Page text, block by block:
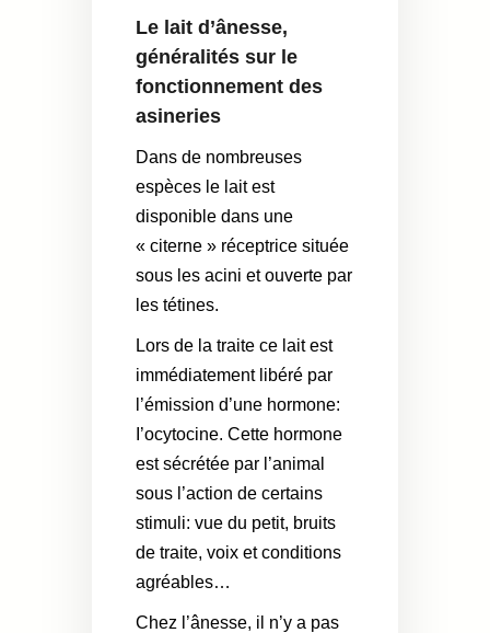
Le lait d’ânesse,
généralités sur le
fonctionnement des
asineries
Dans de nombreuses
espèces le lait est
disponible dans une
« citerne » réceptrice située
sous les acini et ouverte par
les tétines.
Lors de la traite ce lait est
immédiatement libéré par
l’émission d’une hormone:
I’ocytocine. Cette hormone
est sécrétée par l’animal
sous l’action de certains
stimuli: vue du petit, bruits
de traite, voix et conditions
agréables…
Chez l’ânesse, il n’y a pas